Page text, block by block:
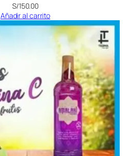
S/150.00
Añadir al carrito